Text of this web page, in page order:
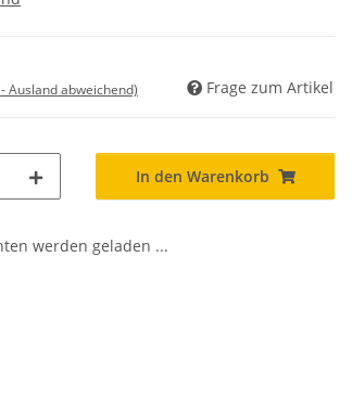
Ausland abweichend) Frage zum Artikel
In den Warenkorb
werden geladen ...